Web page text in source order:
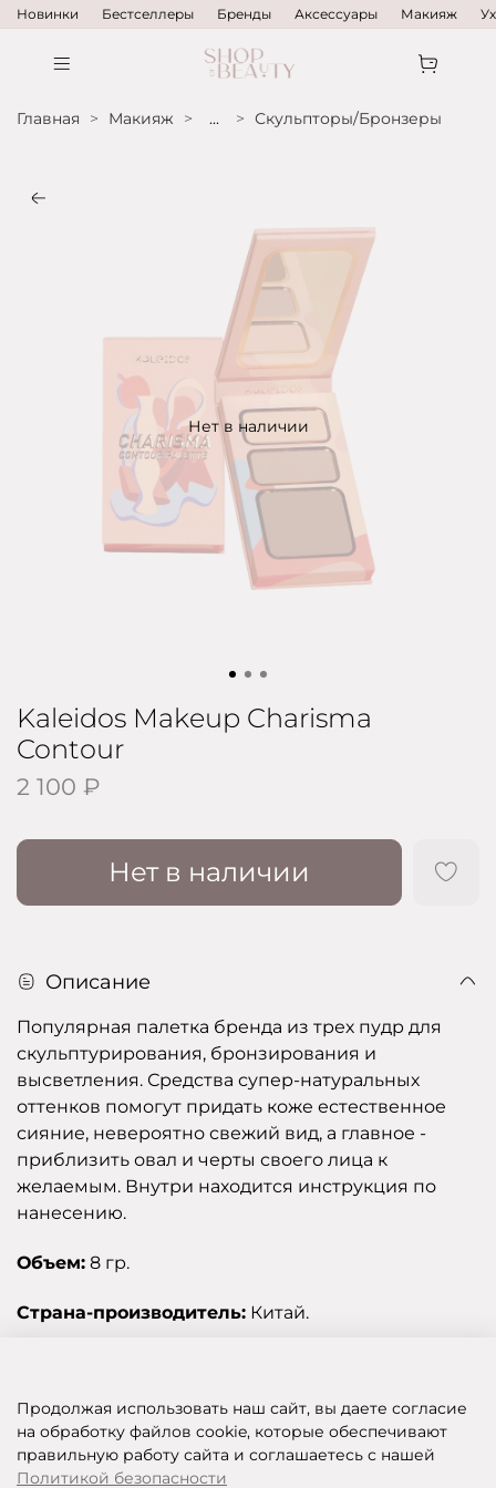
Новинки Бестселлеры Бренды Аксессуары Макияж
Главная Макияж ... Скульпторы/Бронзеры
Нет в наличии
Kaleidos Makeup Charisma
Contour
2 100 ₽
Нет в наличии
Описание
Популярная палетка бренда из трех пудр для
скульптурирования, бронзирования и
высветления. Средства супер-натуральных
оттенков помогут придать коже естественное
сияние, невероятно свежий вид, а главное -
приблизить овал и черты своего лица к
желаемым. Внутри находится инструкция по
нанесению.
Объем: 8 гр.
Страна-производитель: Китай.
SHOP OF BEAUTY - МУЛЬТИБРЕНДОВЫЙ ИНТЕРНЕТ-МАГАЗИН КОСМЕТИКИ
Продолжая использовать наш сайт, вы даете согласие
на обработку файлов cookie, которые обеспечивают
правильную работу сайта и соглашаетесь с нашей
Политикой безопасности